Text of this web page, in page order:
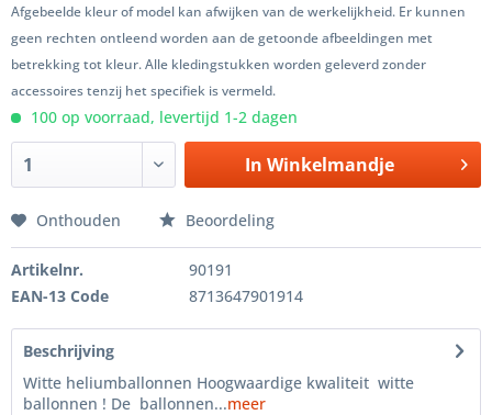
Afgebeelde kleur of model kan afwijken van de werkelijkheid. Er kunnen
geen rechten ontleend worden aan de getoonde afbeeldingen met
betrekking tot kleur. Alle kledingstukken worden geleverd zonder
accessoires tenzij het specifiek is vermeld.
100 op voorraad, levertijd 1-2 dagen
In Winkelmandje
Onthouden Beoordeling
Artikelnr.
90191
EAN-13 Code
8713647901914
Beschrijving
Witte heliumballonnen Hoogwaardige kwaliteit witte
ballonnen ! De ballonnen...meer